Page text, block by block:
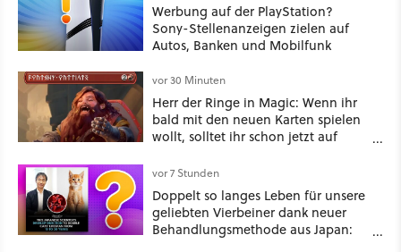
Werbung auf der PlayStation?
Sony-Stellenanzeigen zielen auf
Autos, Banken und Mobilfunk
vor 30 Minuten
Herr der Ringe in Magic: Wenn ihr
bald mit den neuen Karten spielen
wollt, solltet ihr schon jetzt auf
vor 7 Stunden
Doppelt so langes Leben für unsere
geliebten Vierbeiner dank neuer
Behandlungsmethode aus Japan: